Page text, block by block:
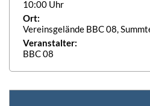
10:00 Uhr
Ort:
Vereinsgelände BBC 08,
Veranstalter:
BBC 08